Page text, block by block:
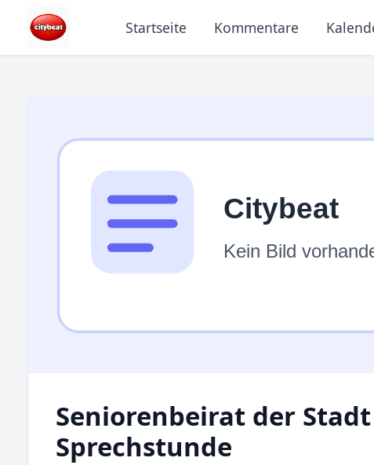
Startseite Kommentare
Seniorenbeirat der
Sprechstunde